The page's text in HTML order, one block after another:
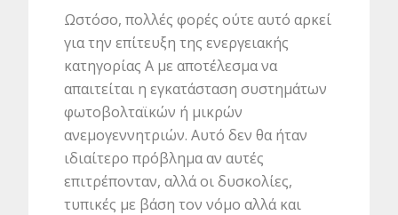
Ωστόσο, πολλές φορές ούτε αυτό αρκεί
για την επίτευξη της ενεργειακής
κατηγορίας Α με αποτέλεσμα να
απαιτείται η εγκατάσταση συστημάτων
φωτοβολταϊκών ή μικρών
ανεμογεννητριών. Αυτό δεν θα ήταν
ιδιαίτερο πρόβλημα αν αυτές
επιτρέπονταν, αλλά οι δυσκολίες,
τυπικές με βάση τον νόμο αλλά και